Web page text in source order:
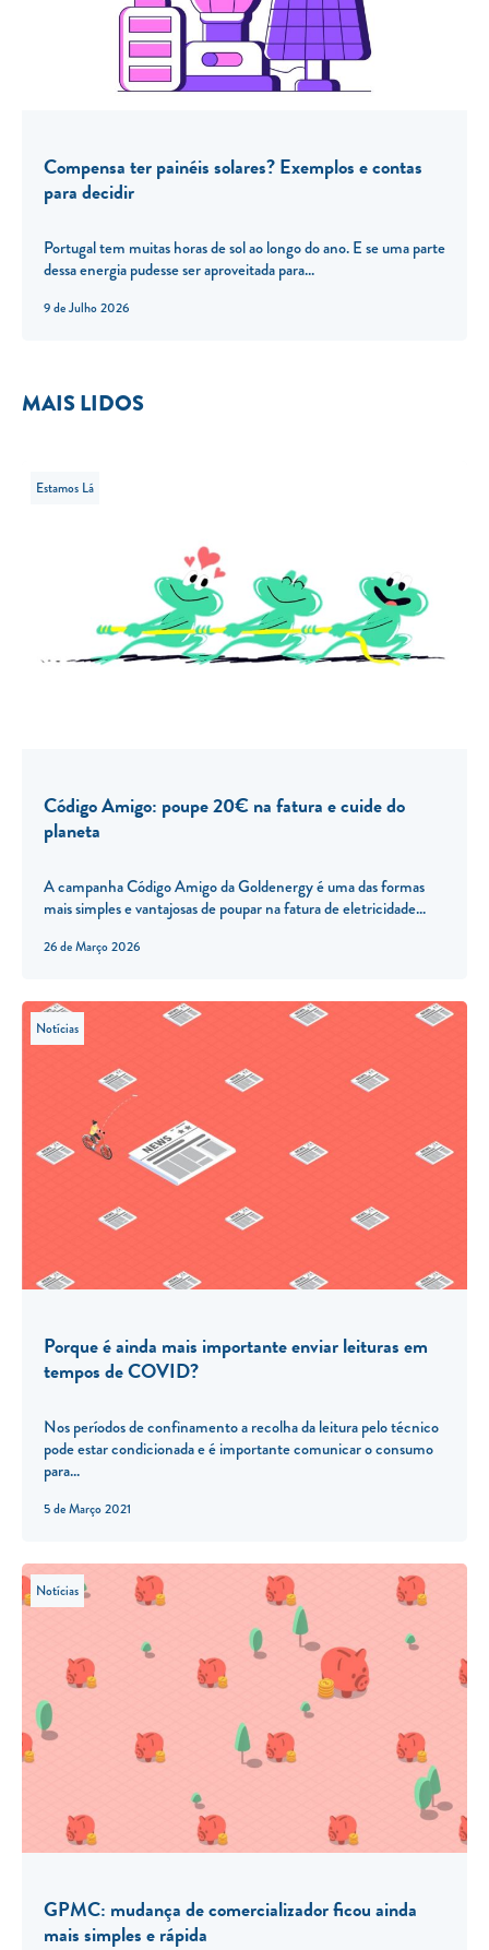
9 de Julho 2026
Compensa ter painéis solares? Exemplos e contas
para decidir
Portugal tem muitas horas de sol ao longo do ano. E se uma parte
dessa energia pudesse ser aproveitada para...
MAIS LIDOS
26 de Março 2026
Estamos Lá
Código Amigo: poupe 20€ na fatura e cuide do
planeta
A campanha Código Amigo da Goldenergy é uma das formas
mais simples e vantajosas de poupar na fatura de eletricidade...
5 de Março 2021
Notícias
Porque é ainda mais importante enviar leituras em
tempos de COVID?
Nos períodos de confinamento a recolha da leitura pelo técnico
pode estar condicionada e é importante comunicar o consumo
para...
Notícias
GPMC: mudança de comercializador ficou ainda
mais simples e rápida